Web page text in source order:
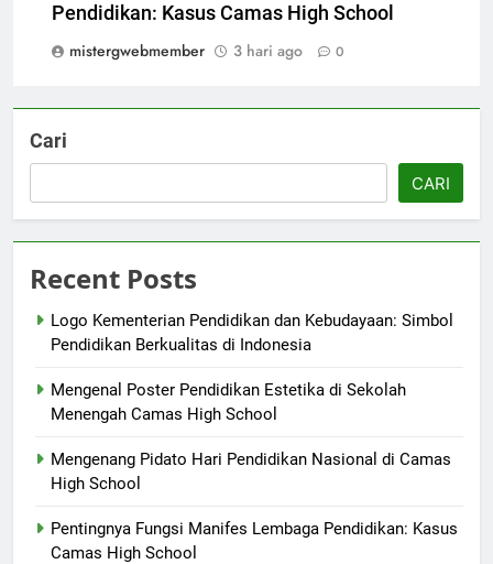
Pendidikan: Kasus Camas High School
mistergwebmember
3 hari ago 0
Cari
CARI
Recent Posts
Logo Kementerian Pendidikan dan Kebudayaan: Simbol
Pendidikan Berkualitas di Indonesia
Mengenal Poster Pendidikan Estetika di Sekolah
Menengah Camas High School
Mengenang Pidato Hari Pendidikan Nasional di Camas
High School
Pentingnya Fungsi Manifes Lembaga Pendidikan: Kasus
Camas High School